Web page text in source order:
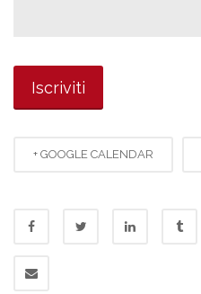
+ GOOGLE CALENDAR